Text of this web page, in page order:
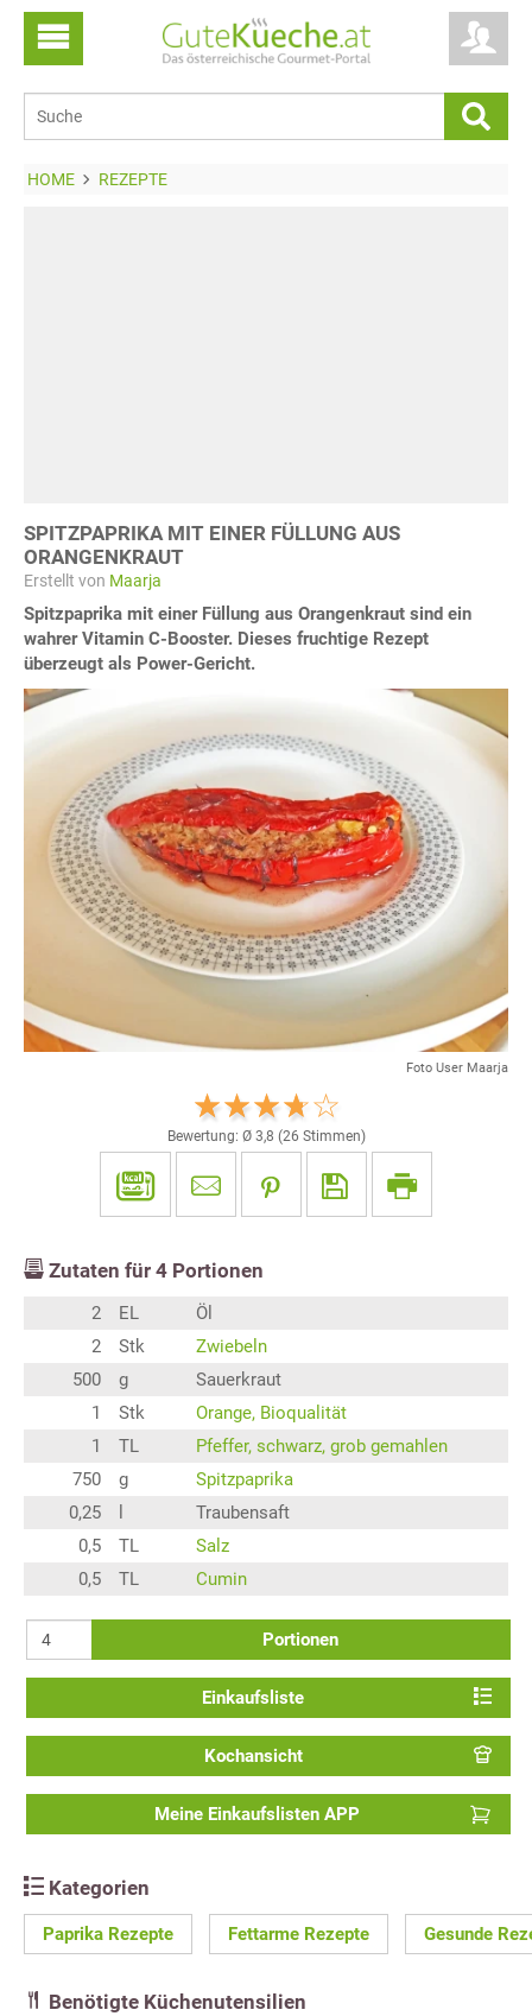
HOME REZEPTE
SPITZPAPRIKA MIT EINER FÜLLUNG AUS
ORANGENKRAUT
Erstellt von Maarja
Spitzpaprika mit einer Füllung aus Orangenkraut sind ein
wahrer Vitamin C-Booster. Dieses fruchtige Rezept
überzeugt als Power-Gericht.
Foto User Maarja
Bewertung: Ø 3,8 (26 Stimmen)
Zutaten für 4 Portionen
2 EL
Öl
2
Stk
Zwiebeln
500
g
Sauerkraut
1
Stk
Orange, Bioqualität
1
TL
Pfeffer, schwarz, grob gemahlen
750
g
Spitzpaprika
0,25
Traubensaft
0,5
TL
Salz
0,5
TL Cumin
Portionen
Einkaufsliste
Kochansicht
Meine Einkaufslisten APP
Kategorien
Paprika Rezepte Fettarme Rezepte Gesunde
Benötigte Küchenutensilien